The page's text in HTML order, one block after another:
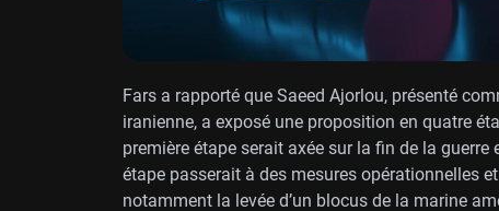
Fars a rapporté que Saeed Ajorlou, présenté
iranienne, a exposé une proposition en quatre
première étape serait axée sur la fin de la
étape passerait à des mesures opérationnelles
notamment la levée d’un blocus de la marine